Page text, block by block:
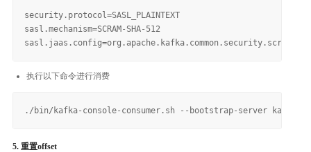
security.protocol=SASL_PLAINTEXT
sasl.mechanism=SCRAM-SHA-512
执行以下命令进行消费
5. 重置offset